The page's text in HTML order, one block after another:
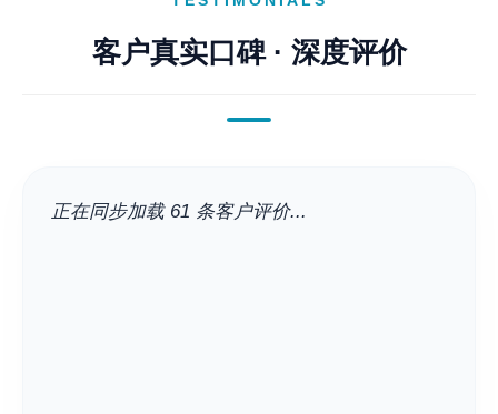
客户真实口碑 · 深度评价
正在同步加载 61 条客户评价...